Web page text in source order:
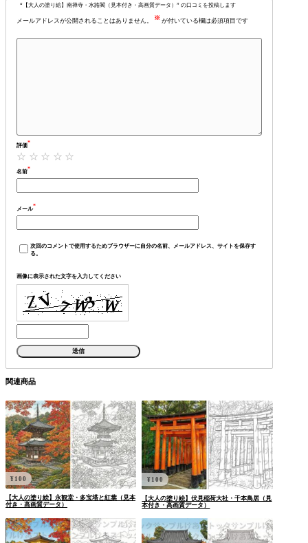
“【大人の塗り絵】南禅寺・水路閣（見本付き・高画質データ）” の口コミを投稿します
メールアドレスが公開されることはありません。 ※ が付いている欄は必須項目です
評価*
名前*
メール*
次回のコメントで使用するためブラウザーに自分の名前、メールアドレス、サイトを保存す
る。
画像に表示された文字を入力してください
関連商品
¥ 100
【大人の塗り絵】永観堂・多宝塔と紅葉（見本
付き・高画質データ）
¥100
【大人の塗り絵】伏見稲荷大社・千本鳥居（見
本付き・高画質データ）